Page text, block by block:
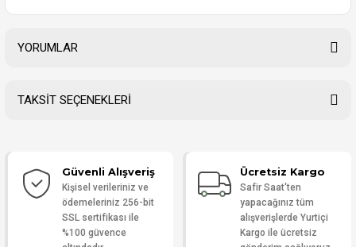
YORUMLAR
Yorum Yaz
TAKSİT SEÇENEKLERİ
Güvenli Alışveriş
Kişisel verileriniz ve
ödemeleriniz 256-bit
SSL sertifikası ile
%100 güvence
Ücretsiz Kargo
Safir Saat'ten
yapacağınız tüm
alışverişlerde Yurtiçi
Kargo ile ücretsiz